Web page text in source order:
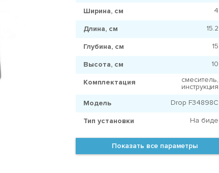
Ширина, см 4
Длина, см 15.2
Глубина, см 15
Высота, см 10
Комплектация
смеситель,
инструкция
Модель
Drop F34898C
Тип установки На биде
Показать все параметры